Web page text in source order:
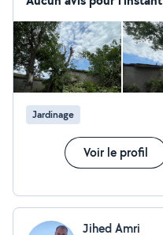
Jardinage
Voir le profil
Jihed Amri